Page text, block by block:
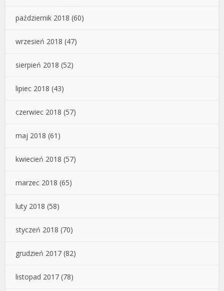
październik 2018 (60)
wrzesień 2018 (47)
sierpień 2018 (52)
lipiec 2018 (43)
czerwiec 2018 (57)
maj 2018 (61)
kwiecień 2018 (57)
marzec 2018 (65)
luty 2018 (58)
styczeń 2018 (70)
grudzień 2017 (82)
listopad 2017 (78)